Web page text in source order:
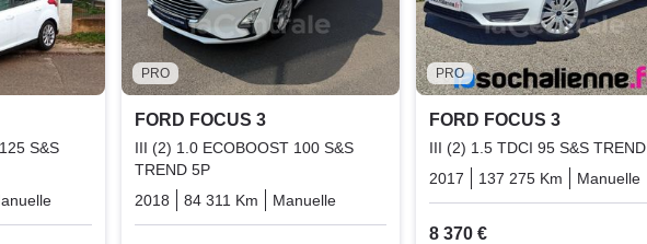
S&S
PRO
FORD FOCUS 3
III (2) 1.0 ECOBOOST 100 S&S
TREND 5P
2018
84 311 Km Manuelle
PRO
FORD FOCUS 3
III (2) 1.5 TDCI 95 S&S
2017
137 275 Km Manuelle
8 370 €